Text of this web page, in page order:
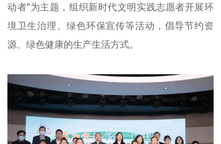
动者”为主题，组织新时代文明实践志愿者开展环
境卫生治理、绿色环保宣传等活动，倡导节约资
源、绿色健康的生产生活方式。